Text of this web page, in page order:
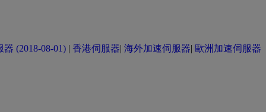
(2018-08-01) | 香港伺服器| 海外加速伺服器| 歐洲加速伺服器